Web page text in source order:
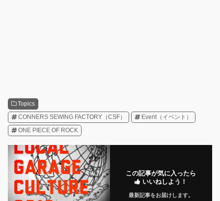
Topics
CONNERS SEWING FACTORY（CSF）
Event（イベント）
ONE PIECE OF ROCK
この記事が気に入ったら
いいねしよう！
最新記事をお届けします。